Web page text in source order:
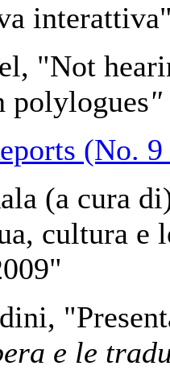
"Not
polylogues"
(No.
(a cura
cultura e
e le